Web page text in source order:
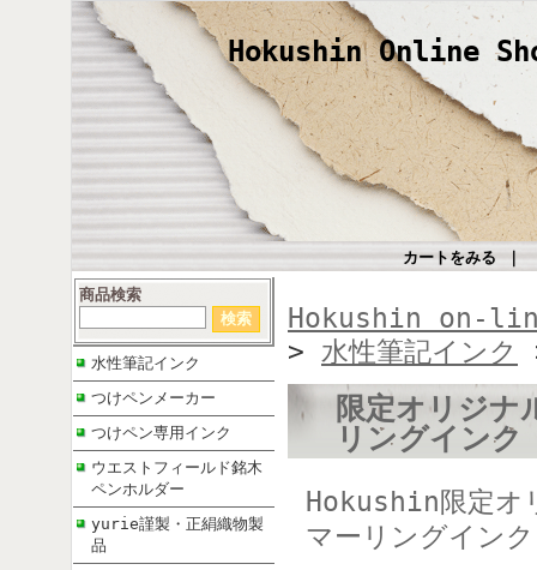
Hokushin Online
カートをみる｜
商品検索
水性筆記インク
つけペンメーカー
つけペン専用インク
ウエストフィールド銘木
ペンホルダー
yurie謹製・正絹織物製
品
Hokushin on-
> 水性筆記インク
限定オリジ
リングイン
Hokushin限定オ
マーリングインク